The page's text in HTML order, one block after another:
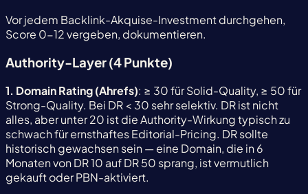
Vor jedem Backlink-Akquise-Investment durchgehen,
Score 0-12 vergeben, dokumentieren.
Authority-Layer (4 Punkte)
1. Domain Rating (Ahrefs): ≥ 30 für Solid-Quality, ≥ 50 für
Strong-Quality. Bei DR < 30 sehr selektiv. DR ist nicht
alles, aber unter 20 ist die Authority-Wirkung typisch zu
schwach für ernsthaftes Editorial-Pricing. DR sollte
historisch gewachsen sein — eine Domain, die in 6
Monaten von DR 10 auf DR 50 sprang, ist vermutlich
gekauft oder PBN-aktiviert.